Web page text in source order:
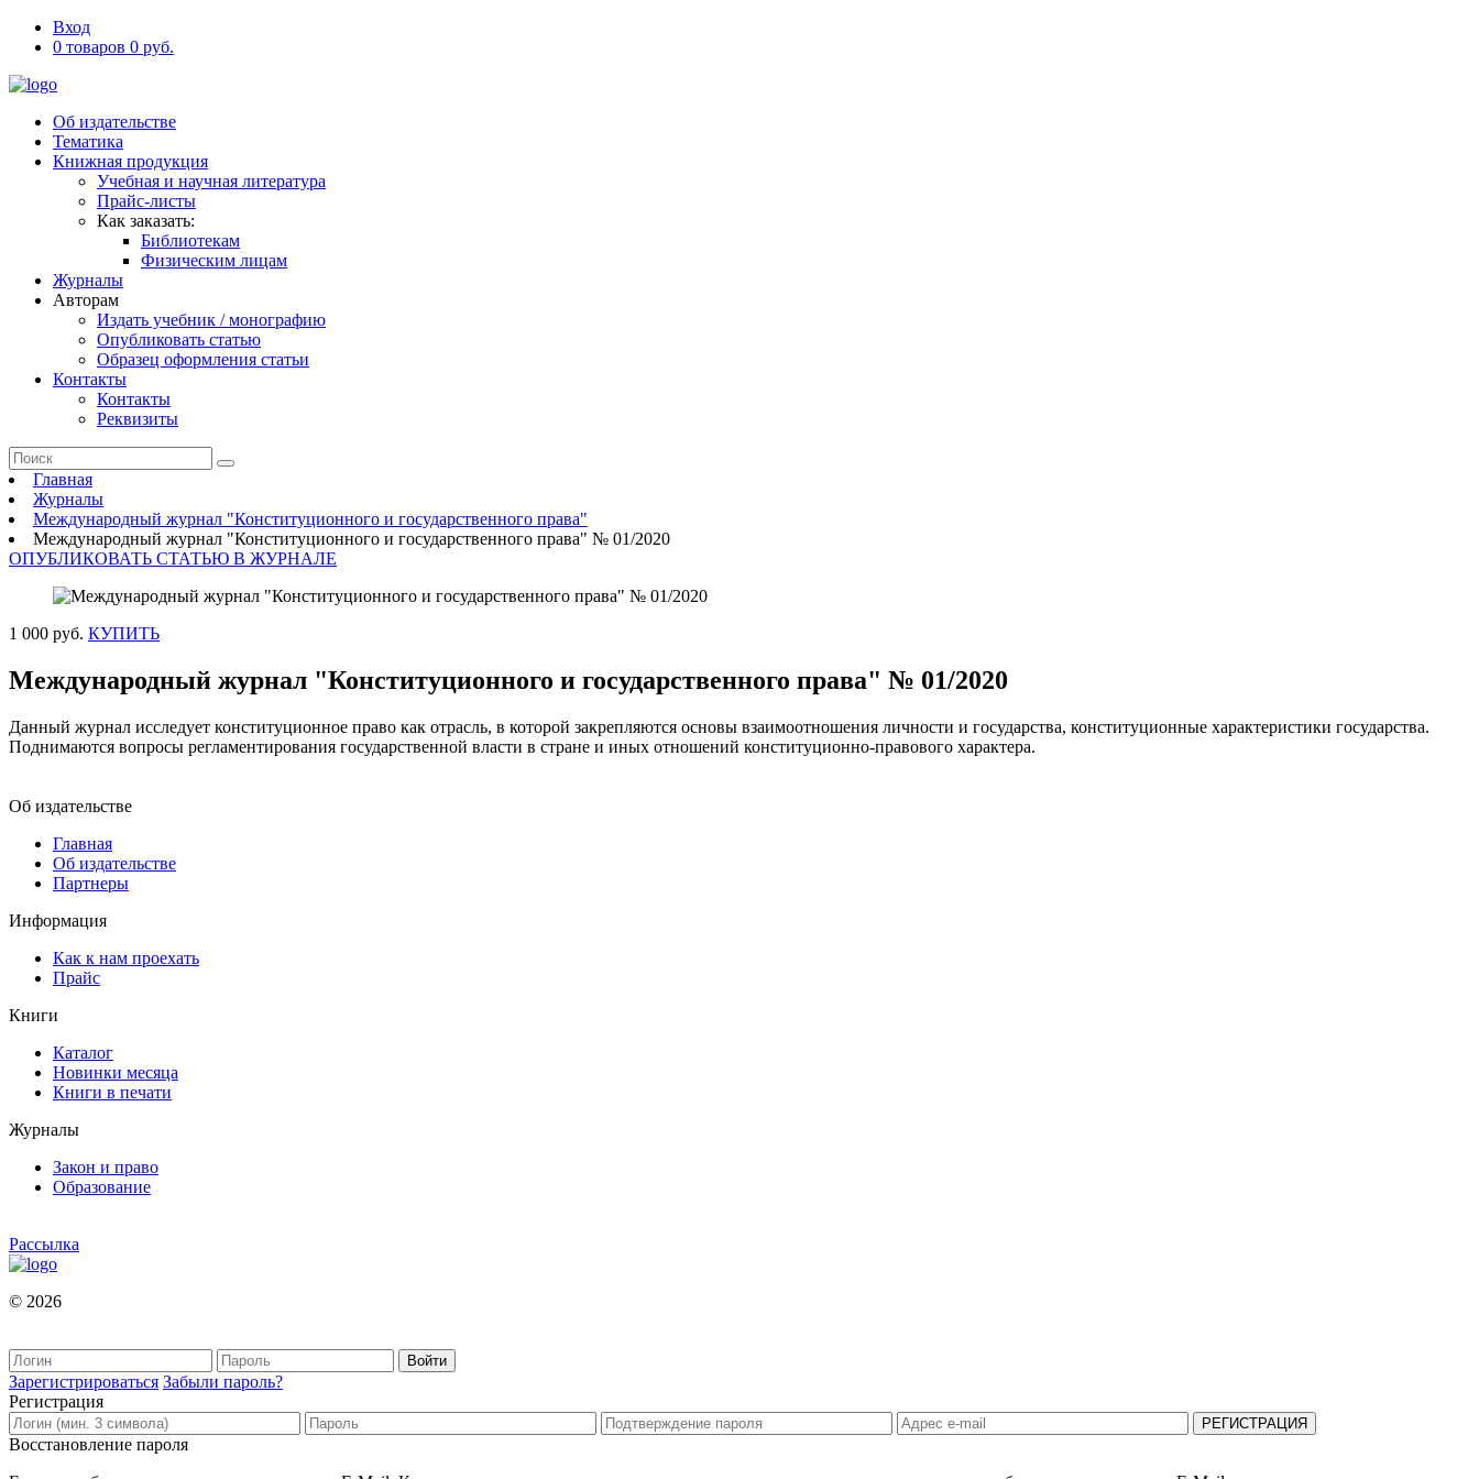
Вход
0 товаров 0 руб.
Об издательстве
Тематика
Книжная продукция
Учебная и научная литература
Прайс-листы
Как заказать:
Библиотекам
Физическим лицам
Журналы
Авторам
Издать учебник / монографию
Опубликовать статью
Образец оформления статьи
Контакты
Контакты
Реквизиты
Главная
Журналы
Международный журнал "Конституционного и государственного права"
Международный журнал "Конституционного и государственного права" № 01/2020
ОПУБЛИКОВАТЬ СТАТЬЮ В ЖУРНАЛЕ
1 000 руб. КУПИТЬ
Международный журнал "Конституционного и государственного права" № 01/2020
Данный журнал исследует конституционное право как отрасль, в которой закрепляются основы взаимоотношения личности и государства, конституционные характеристики государства.
Поднимаются вопросы регламентирования государственной власти в стране и иных отношений конституционно-правового характера.
Об издательстве
Главная
Об издательстве
Партнеры
Информация
Как к нам проехать
Прайс
Книги
Каталог
Новинки месяца
Книги в печати
Журналы
Закон и право
Образование
Рассылка
© 2026
Зарегистрироваться Забыли пароль?
Регистрация
Восстановление пароля